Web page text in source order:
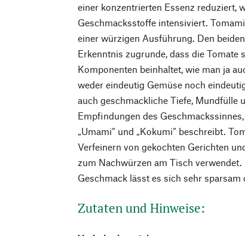
einer konzentrierten Essenz reduziert,
Geschmacksstoffe intensiviert.
einer würzigen Ausführung. Den
Erkenntnis zugrunde, dass die
Komponenten beinhaltet, wie man ja
weder eindeutig Gemüse noch
auch geschmackliche Tiefe, Mundfülle
Empfindungen des
„Umami“ und „Kokumi“ beschreibt.
Verfeinern von gekochten Gerichten
zum Nachwürzen am Tisch
Geschmack lässt es sich sehr sparsam
Zutaten und Hinweise: